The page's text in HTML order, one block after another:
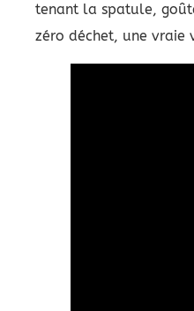
tenant la spatule,
zéro déchet, une vraie